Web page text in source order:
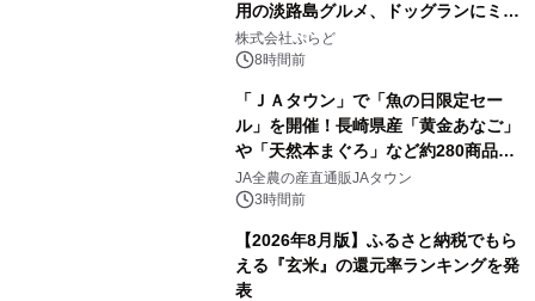
用の淡路島グルメ、ドッグランにミニ
プール グランピングとトレーラーハウ
スの2施設で
株式会社ぷらど
8時間前
「ＪＡタウン」で「魚の日限定セー
ル」を開催！長崎県産「黄金あなご」
や「天然本まぐろ」など約280商品を
販売！～毎月１０日の定例企画～
JA全農の産直通販JAタウン
3時間前
【2026年8月版】ふるさと納税でもら
える『玄米』の還元率ランキングを発
表